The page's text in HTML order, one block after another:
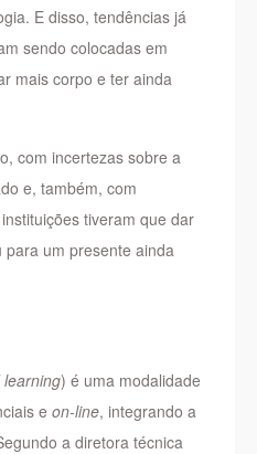
E disso, tendências já
sendo colocadas em
mais corpo e ter ainda
com incertezas sobre a
e, também, com
tiveram que dar
um presente ainda
learning) é uma modalidade
eon-line, integrando a
a diretora técnica